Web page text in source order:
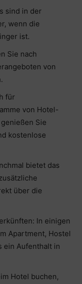
sind in der
wenn die
ist.
Sie nach
von
für
von Hotel-
Sie
kostenlose
bietet das
über die
In einigen
Apartment, Hostel
ein Aufenthalt in
Hotel buchen,